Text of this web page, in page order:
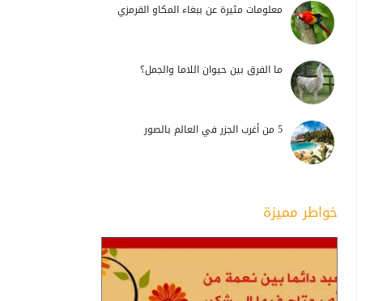
معلومات مثيرة عن ببغاء المكاو القرمزي
ما الفرق بين حيوان اللاما والجمل؟
5 من أغرب الجزر في العالم بالصور
خواطر مميزة